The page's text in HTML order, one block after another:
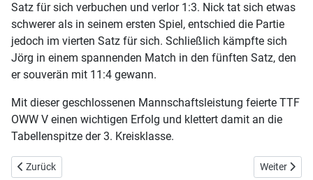
Satz für sich verbuchen und verlor 1:3. Nick tat sich etwas
schwerer als in seinem ersten Spiel, entschied die Partie
jedoch im vierten Satz für sich. Schließlich kämpfte sich
Jörg in einem spannenden Match in den fünften Satz, den
er souverän mit 11:4 gewann.
Mit dieser geschlossenen Mannschaftsleistung feierte TTF
OWW V einen wichtigen Erfolg und klettert damit an die
Tabellenspitze der 3. Kreisklasse.
Vorheriger Beitrag: Spielbericht 30.11.2025
Zurück Nächster
Weiter